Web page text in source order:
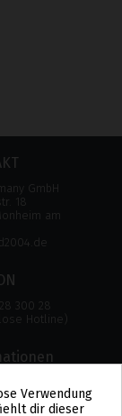
GmbH
18
am
300 28
Hotline)
HINWEIS
Verwendung
dir dieser